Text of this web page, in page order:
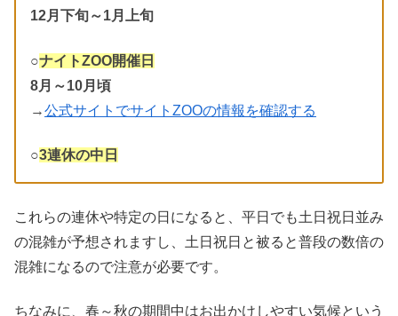
12月下旬～1月上旬
○ナイトZOO開催日
8月～10月頃
→公式サイトでサイトZOOの情報を確認する
○3連休の中日
これらの連休や特定の日になると、平日でも土日祝日並み
の混雑が予想されますし、土日祝日と被ると普段の数倍の
混雑になるので注意が必要です。
ちなみに、春～秋の期間中はお出かけしやすい気候という